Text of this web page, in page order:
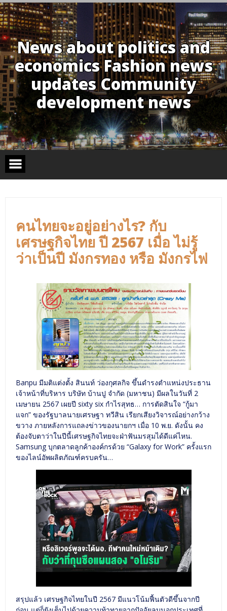
Skip
to
content
News about politics and
economics Fashion news
updates Community
development news
คนไทยจะอยู่อย่างไร? กับ
เศรษฐกิจไทย ปี 2567 เมื่อ ไม่รู้
ว่าเป็นปี มังกรทอง หรือ มังกรไฟ
Banpu มีมติแต่งตั้ง สินนท์ ว่องกุศลกิจ ขึ้นดำรงตำแหน่งประธาน
เจ้าหน้าที่บริหาร บริษัท บ้านปู จำกัด (มหาชน) มีผลในวันที่ 2
เมษายน 2567 เผยปี sixty six กำไรสุทธ… การตัดสินใจ “กู้มา
แจก” ของรัฐบาลนายเศรษฐา ทวีสิน เรียกเสียงวิจารณ์อย่างกว้าง
ขวาง ภายหลังการแถลงข่าวของนายกฯ เมื่อ 10 พ.ย. ดังนั้น คง
ต้องจับตาว่าในปีนี้เศรษฐกิจไทยจะฝ่าฟันมรสุมได้ดีแค่ไหน.
Samsung บุกตลาดลูกค้าองค์กรด้วย “Galaxy for Work” ครั้งแรก
ของไลน์อัพผลิตภัณฑ์ครบครัน…
สรุปแล้ว เศรษฐกิจไทยในปี 2567 มีแนวโน้มฟื้นตัวดีขึ้นจากปี